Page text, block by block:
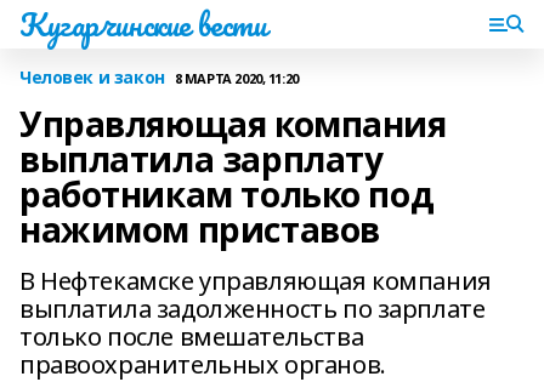
Кугарчинские вести
Человек и закон 8 МАРТА 2020, 11:20
Управляющая компания
выплатила зарплату
работникам только под
нажимом приставов
В Нефтекамске управляющая компания
выплатила задолженность по зарплате
только после вмешательства
правоохранительных органов.